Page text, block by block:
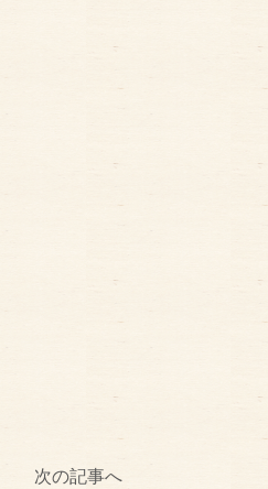
次の記事へ